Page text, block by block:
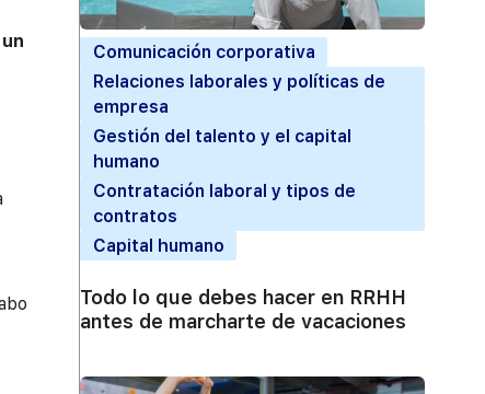
Comunicación corporativa
Relaciones laborales y políticas de
empresa
Gestión del talento y el capital
humano
Contratación laboral y tipos de
contratos
Capital humano
Todo lo que debes hacer en RRHH
antes de marcharte de vacaciones